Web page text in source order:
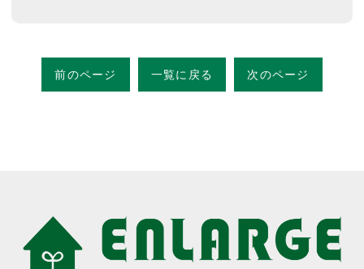
前のページ 一覧に戻る 次のページ